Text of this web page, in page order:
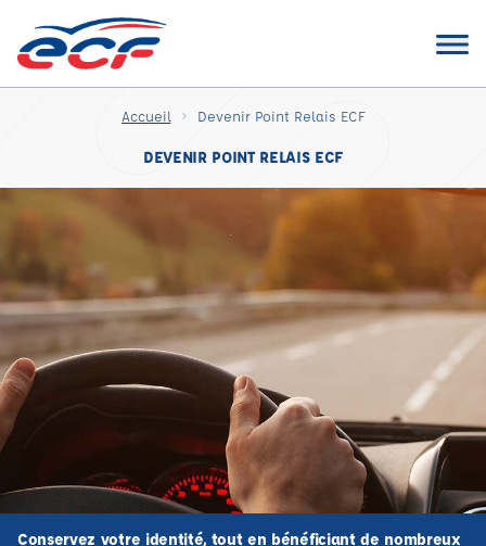
Accueil Devenir Point Relais ECF
DEVENIR POINT RELAIS ECF
Conservez votre identité, tout en bénéficiant de nombreux